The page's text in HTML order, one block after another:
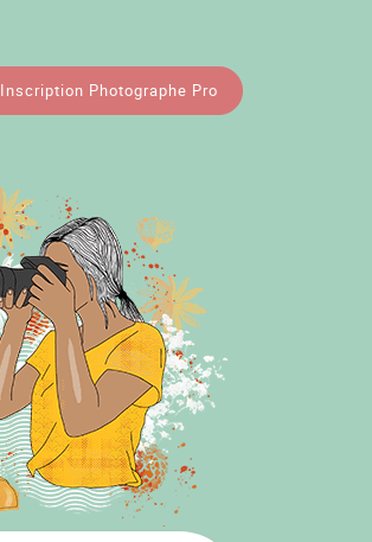
Inscription Photographe Pro